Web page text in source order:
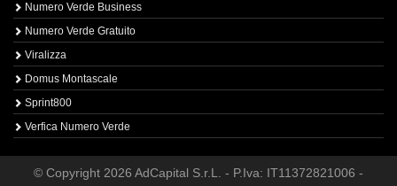
Numero Verde Business
Numero Verde Gratuito
Viralizza
Domus Montascale
Sprint800
Verfica Numero Verde
© Copyright 2026 AdCapital S.r.L. - P.Iva: IT11372821006 -